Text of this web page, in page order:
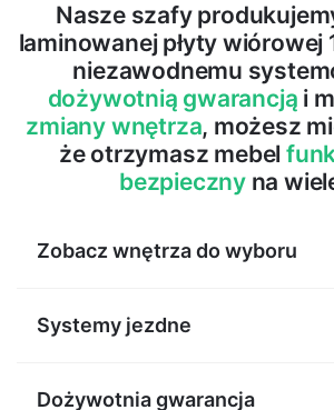
Nasze szafy
laminowanej płyty wiórowej
niezawodnemu
dożywotnią gwarancją i
zmiany wnętrza, możesz
że otrzymasz mebel
bezpieczny na
Zobacz wnętrza do wyboru
Systemy jezdne
Dożywotnia gwarancja